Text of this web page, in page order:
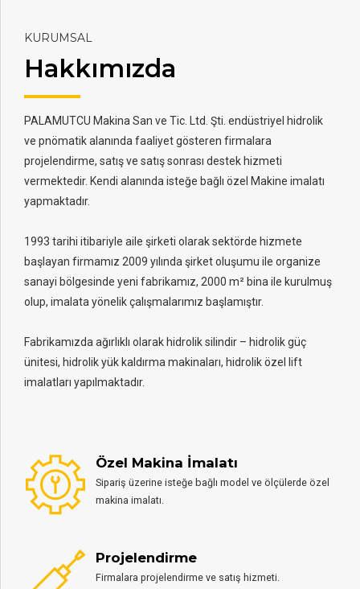
KURUMSAL
Hakkımızda
PALAMUTCU Makina San ve Tic. Ltd. Şti. endüstriyel hidrolik
ve pnömatik alanında faaliyet gösteren firmalara
projelendirme, satış ve satış sonrası destek hizmeti
vermektedir. Kendi alanında isteğe bağlı özel Makine imalatı
yapmaktadır.
1993 tarihi itibariyle aile şirketi olarak sektörde hizmete
başlayan firmamız 2009 yılında şirket oluşumu ile organize
sanayi bölgesinde yeni fabrikamız, 2000 m² bina ile kurulmuş
olup, imalata yönelik çalışmalarımız başlamıştır.
Fabrikamızda ağırlıklı olarak hidrolik silindir – hidrolik güç
ünitesi, hidrolik yük kaldırma makinaları, hidrolik özel lift
imalatları yapılmaktadır.
Özel Makina İmalatı
Sipariş üzerine isteğe bağlı model ve ölçülerde özel
makina imalatı.
Projelendirme
Firmalara projelendirme ve satış hizmeti.